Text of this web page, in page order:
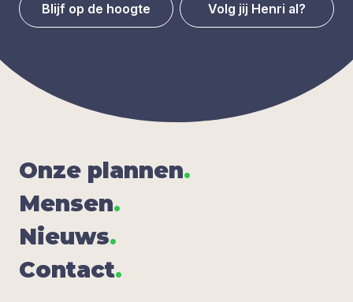
Blijf op de hoogte Volg jij Henri al?
Onze plan­nen.
Men­sen.
Nieuws.
Con­tact.